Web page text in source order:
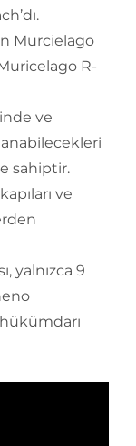
Murcielago
R-
ve
sahiptir.
ve
yalnızca 9